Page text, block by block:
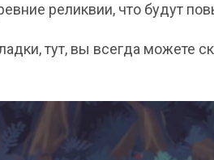
реликвии, что будут
тут, вы всегда можете